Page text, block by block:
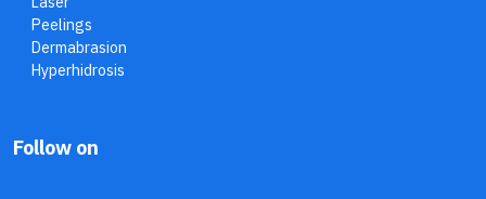
Peelings
Dermabrasion
Hyperhidrosis
Follow on